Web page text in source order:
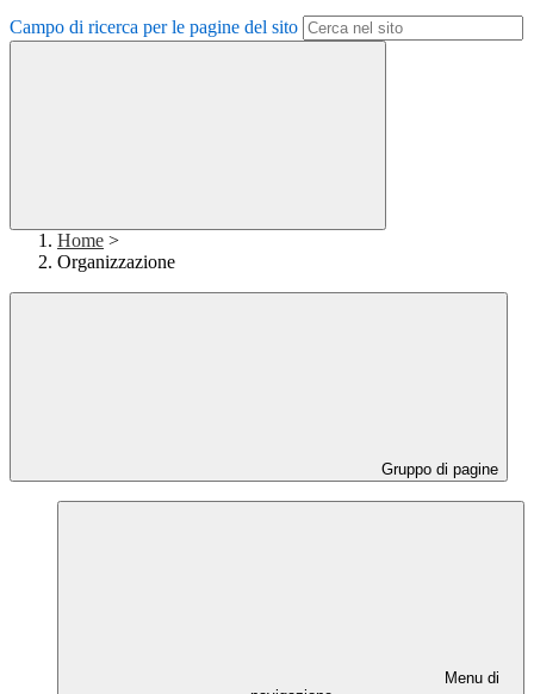
Campo di ricerca per le pagine del sito
Home >
Organizzazione
Gruppo di pagine
Menu di